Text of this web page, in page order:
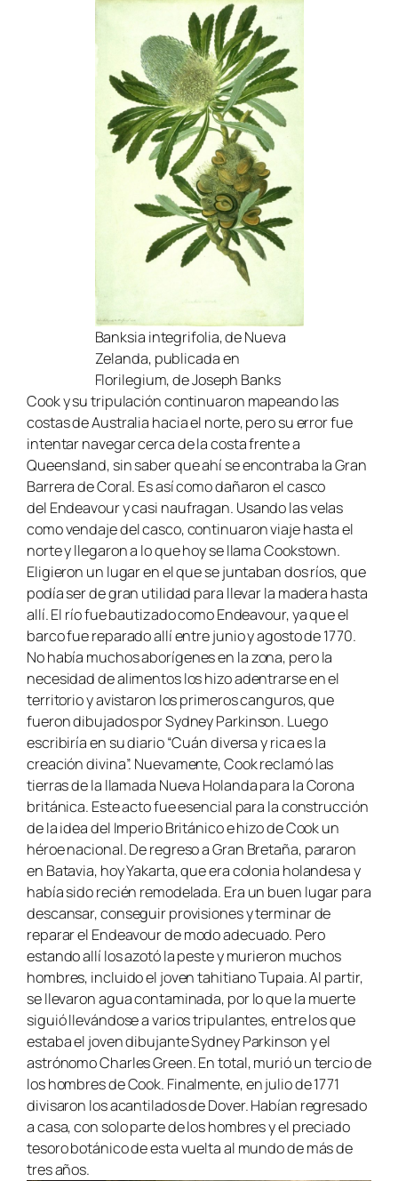
Banksia integrifolia, de Nueva
Zelanda, publicada en
Florilegium, de Joseph Banks
Cook y su tripulación continuaron mapeando las
costas de Australia hacia el norte, pero su error fue
intentar navegar cerca de la costa frente a
Queensland, sin saber que ahí se encontraba la Gran
Barrera de Coral. Es así como dañaron el casco
del Endeavoury casi naufragan. Usando las velas
como vendaje del casco, continuaron viaje hasta el
norte y llegaron a lo que hoy se llama Cookstown.
Eligieron un lugar en el que se juntaban dos ríos, que
podía ser de gran utilidad para llevar la madera hasta
allí. El río fue bautizado como Endeavour, ya que el
barco fue reparado allí entre junio y agosto de 1770.
No había muchos aborígenes en la zona, pero la
necesidad de alimentos los hizo adentrarse en el
territorio y avistaron los primeros canguros, que
fueron dibujados por Sydney Parkinson. Luego
escribiría en su diario “Cuán diversa y rica es la
creación divina”. Nuevamente, Cook reclamó las
tierras de la llamada Nueva Holanda para la Corona
británica. Este acto fue esencial para la construcción
de la idea del Imperio Británico e hizo de Cook un
héroe nacional. De regreso a Gran Bretaña, pararon
en Batavia, hoy Yakarta, que era colonia holandesa y
había sido recién remodelada. Era un buen lugar para
descansar, conseguir provisiones y terminar de
reparar el Endeavourde modo adecuado. Pero
estando allí los azotó la peste y murieron muchos
hombres, incluido el joven tahitiano Tupaia. Al partir,
se llevaron agua contaminada, por lo que la muerte
siguió llevándose a varios tripulantes, entre los que
estaba el joven dibujante Sydney Parkinson y el
astrónomo Charles Green. En total, murió un tercio de
los hombres de Cook. Finalmente, en julio de 1771
divisaron los acantilados de Dover. Habían regresado
a casa, con solo parte de los hombres y el preciado
tesoro botánico de esta vuelta al mundo de más de
tres años.